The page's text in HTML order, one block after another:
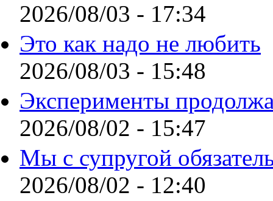
2026/08/03 - 17:34
Это как надо не любить
2026/08/03 - 15:48
Эксперименты
2026/08/02 - 15:47
Мы с супругой
2026/08/02 - 12:40